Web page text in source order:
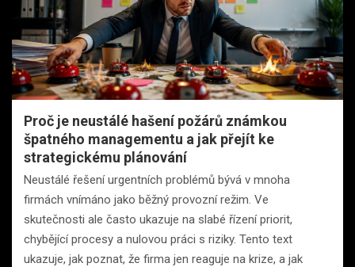
Proč je neustálé hašení požárů známkou
špatného managementu a jak přejít ke
strategickému plánování
Neustálé řešení urgentních problémů bývá v mnoha
firmách vnímáno jako běžný provozní režim. Ve
skutečnosti ale často ukazuje na slabé řízení priorit,
chybějící procesy a nulovou práci s riziky. Tento text
ukazuje, jak poznat, že firma jen reaguje na krize, a jak